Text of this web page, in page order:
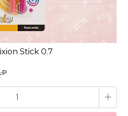
Stick 0.7
+